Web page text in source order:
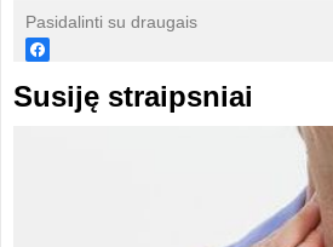
Pasidalinti su draugais
Susiję straipsniai